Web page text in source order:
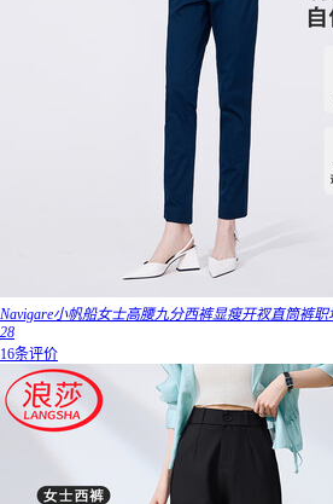
Navigare小帆船女士高腰九分西裤显瘦开衩直筒裤
28
16条评价